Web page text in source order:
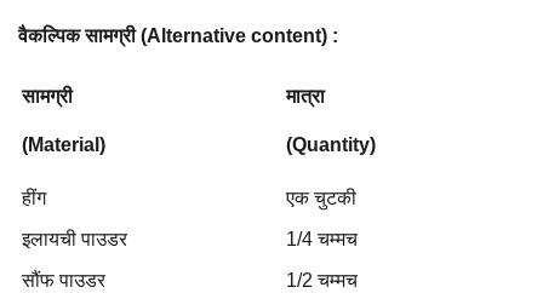
वैकल्पिक सामग्री (Alternative content) :
सामग्री
(Material)
मात्रा
(Quantity)
हींग
एक चुटकी
इलायची पाउडर
1/4 चम्मच
सौंफ पाउडर
1/2 चम्मच